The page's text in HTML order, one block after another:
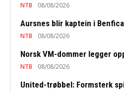
NTB 08/08/2026
Aursnes blir kaptein i Benfica
NTB 08/08/2026
Norsk VM-dommer legger
NTB 08/08/2026
United-trøbbel: Formsterk